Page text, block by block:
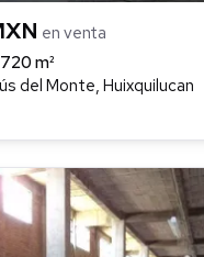
en venta
720 m²
del Monte, Huixquilucan